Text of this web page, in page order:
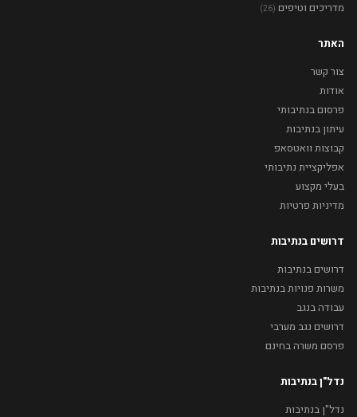
מדריכים וטיפים (26)
האתר
צור קשר
אודות
פרסום בנתיבותי
עיתון בנתיבות
קבוצות וואטסאפ
אפליקציית נתיבותי
בעלי מקצוע
מדיניות פרטיות
דרושים בנתיבות
דרושים בנתיבות
משרות פנויות בנתיבות
עבודה בנגב
דרושים נגב מערבי
פרסם משרה בחינם
נדל"ן בנתיבות
נדל"ן בנתיבות